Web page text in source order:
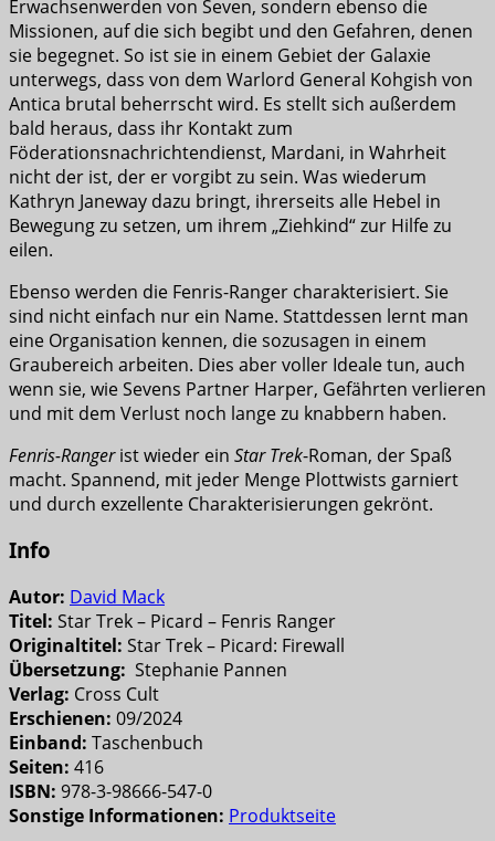
Erwachsenwerden von Seven, sondern ebenso die
Missionen, auf die sich begibt und den Gefahren, denen
sie begegnet. So ist sie in einem Gebiet der Galaxie
unterwegs, dass von dem Warlord General Kohgish von
Antica brutal beherrscht wird. Es stellt sich außerdem
bald heraus, dass ihr Kontakt zum
Föderationsnachrichtendienst, Mardani, in Wahrheit
nicht der ist, der er vorgibt zu sein. Was wiederum
Kathryn Janeway dazu bringt, ihrerseits alle Hebel in
Bewegung zu setzen, um ihrem „Ziehkind“ zur Hilfe zu
eilen.
Ebenso werden die Fenris-Ranger charakterisiert. Sie
sind nicht einfach nur ein Name. Stattdessen lernt man
eine Organisation kennen, die sozusagen in einem
Graubereich arbeiten. Dies aber voller Ideale tun, auch
wenn sie, wie Sevens Partner Harper, Gefährten verlieren
und mit dem Verlust noch lange zu knabbern haben.
Fenris-Rangerist wieder ein Star Trek-Roman, der Spaß
macht. Spannend, mit jeder Menge Plottwists garniert
und durch exzellente Charakterisierungen gekrönt.
Info
Autor: David Mack
Titel: Star Trek – Picard – Fenris Ranger
Originaltitel: Star Trek – Picard: Firewall
Übersetzung: Stephanie Pannen
Verlag: Cross Cult
Erschienen: 09/2024
Einband: Taschenbuch
Seiten: 416
ISBN: 978-3-98666-547-0
Sonstige Informationen: Produktseite